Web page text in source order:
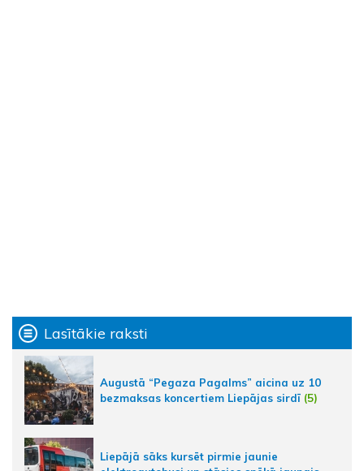
Lasītākie raksti
Augustā “Pegaza Pagalms” aicina uz 10
bezmaksas koncertiem Liepājas sirdī (5)
Liepājā sāks kursēt pirmie jaunie